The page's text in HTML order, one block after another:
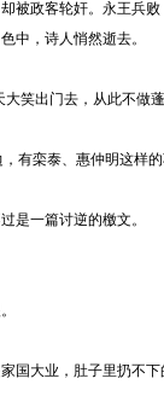
被政客轮奸。永王兵
中，诗人悄然逝去。
笑出门去，从此不做
有栾泰、惠仲明这样
是一篇讨逆的檄文。
大业，肚子里扔不